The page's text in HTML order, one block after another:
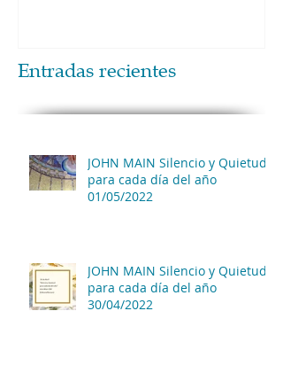
Entradas recientes
JOHN MAIN Silencio y Quietud
para cada día del año
01/05/2022
JOHN MAIN Silencio y Quietud
para cada día del año
30/04/2022